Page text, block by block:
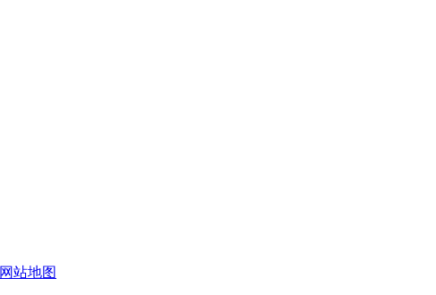
网站地图